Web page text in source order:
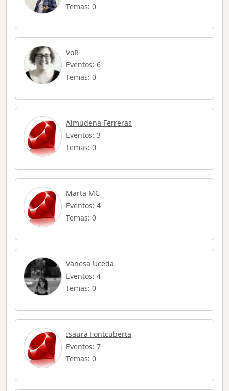
Temas: 0
VoR
Eventos: 6
Temas: 0
Almudena Ferreras
Eventos: 3
Temas: 0
Marta MC
Eventos: 4
Temas: 0
Vanesa Uceda
Eventos: 4
Temas: 0
Isaura Fontcuberta
Eventos: 7
Temas: 0